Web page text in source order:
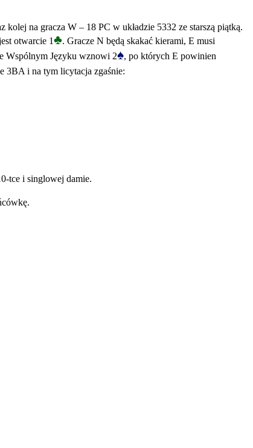
na gracza W – 18 PC w układzie 5332 ze starszą piątką.
otwarcie 1♣. Gracze N będą skakać kierami, E musi
Wspólnym Języku wznowi 2♠, po których E powinien
3BA i na tym licytacja zgaśnie:
tce i singlowej damie.